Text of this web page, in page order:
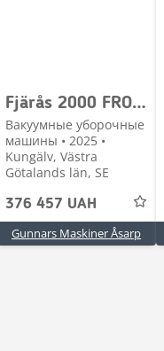
Fjärås 2000 FRONTSOPMASKIN 3-P
Вакуумные уборочные
машины • 2025 •
Kungälv, Västra
Götalands län, SE
376 457 UAH
Gunnars Maskiner Åsarp